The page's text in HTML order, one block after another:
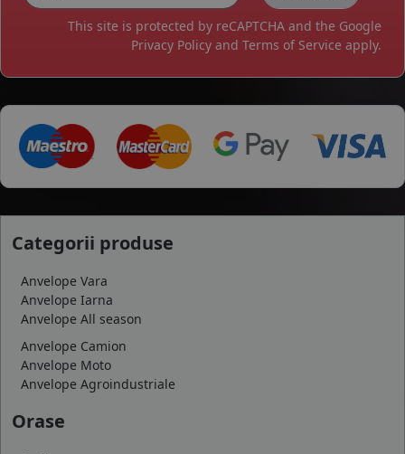
This site is protected by reCAPTCHA and the Google
Privacy Policy and Terms of Service apply.
Categorii produse
Anvelope Vara
Anvelope Iarna
Anvelope All season
Anvelope Camion
Anvelope Moto
Anvelope Agroindustriale
Orase